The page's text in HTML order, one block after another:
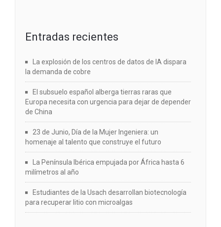
Entradas recientes
La explosión de los centros de datos de IA dispara
la demanda de cobre
El subsuelo español alberga tierras raras que
Europa necesita con urgencia para dejar de depender
de China
23 de Junio, Día de la Mujer Ingeniera: un
homenaje al talento que construye el futuro
La Península Ibérica empujada por África hasta 6
milímetros al año
Estudiantes de la Usach desarrollan biotecnología
para recuperar litio con microalgas